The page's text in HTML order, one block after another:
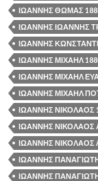
ΙΩΑΝΝΗΣ ΘΩΜΑΣ
ΙΩΑΝΝΗΣ ΙΩΑΝΝΗΣ
ΙΩΑΝΝΗΣ
ΙΩΑΝΝΗΣ ΜΙΧΑΗΛ
ΙΩΑΝΝΗΣ ΜΙΧΑΗΛ
ΙΩΑΝΝΗΣ ΜΙΧΑΗΛ
ΙΩΑΝΝΗΣ ΝΙΚΟΛΑΟΣ
ΙΩΑΝΝΗΣ ΝΙΚΟΛΑΟΣ
ΙΩΑΝΝΗΣ ΝΙΚΟΛΑΟΣ
ΙΩΑΝΝΗΣ
ΙΩΑΝΝΗΣ